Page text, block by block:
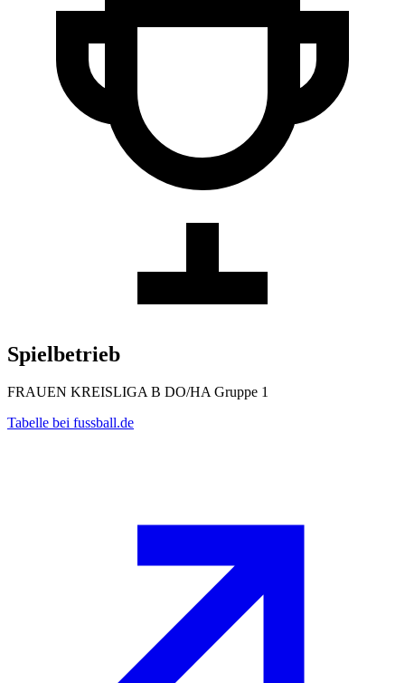
Spielbetrieb
FRAUEN KREISLIGA B DO/HA Gruppe 1
Tabelle bei fussball.de